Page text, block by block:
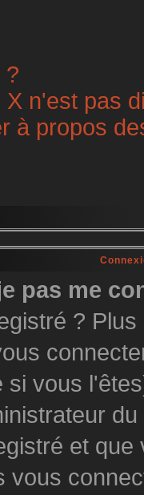
?
n'est pas
à propos
pas me
?
si vous
et
vous